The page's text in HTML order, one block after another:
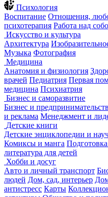
Психология
Воспитание Отношения,
психотерапия Работа над
Искусство и культура
Архитектура
Музыка Фотография
Медицина
Анатомия и физиология
врачей Педиатрия Первая
медицина Психиатрия
Бизнес и саморазвитие
Бизнес и
и реклама Менеджмент и
Детские книги
Детские энциклопедии и
Комиксы и манга
литература для детей
Хобби и досуг
Авто и личный транспорт
людей Дом, сад, интерьер
антистресс Карты